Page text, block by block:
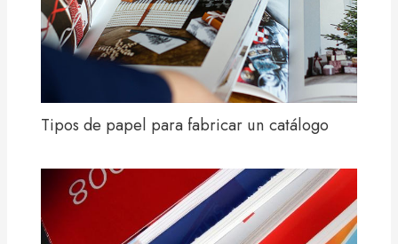
Tipos de papel para fabricar un catálogo